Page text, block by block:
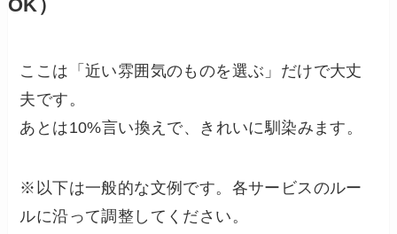
OK）
ここは「近い雰囲気のものを選ぶ」だけで大丈
夫です。
あとは10%言い換えで、きれいに馴染みます。
※以下は一般的な文例です。各サービスのルー
ルに沿って調整してください。